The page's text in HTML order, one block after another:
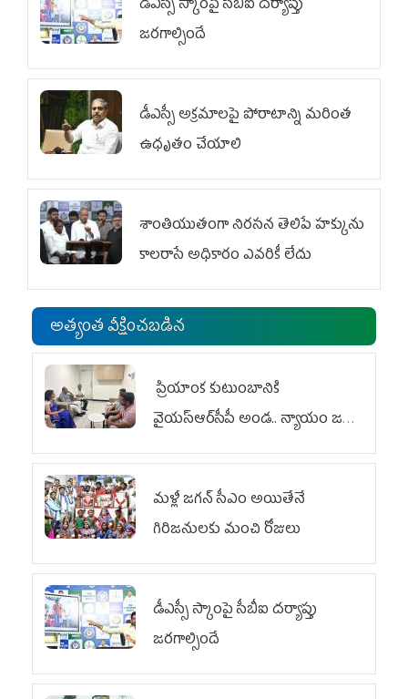
జరగాల్సిందే
డీఎస్సీ అక్రమాలపై పోరాటాన్ని మరింత
ఉధృతం చేయాలి
శాంతియుతంగా నిరసన తెలిపే హక్కును
కాలరాసే అధికారం ఎవరికీ లేదు
అత్యంత వీక్షించబడిన
ప్రియాంక కుటుంబానికి
వైయ‌స్ఆర్‌సీపీ అండ.. న్యాయం జరిగే
వరకు పోరాటం
మళ్లీ జగన్ సీఎం అయితేనే
గిరిజనులకు మంచి రోజులు
డీఎస్సీ స్కాంపై సీబీఐ దర్యాప్తు
జరగాల్సిందే